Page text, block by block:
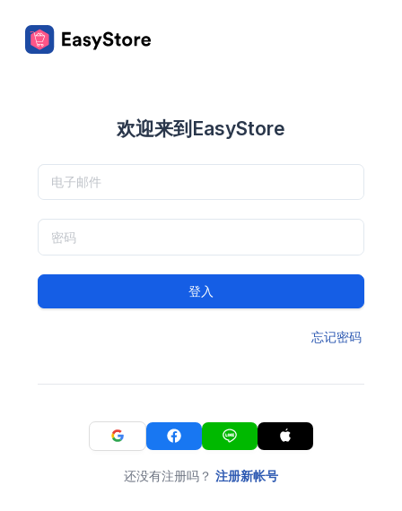
欢迎来到EasyStore
登入
忘记密码
还没有注册吗？ 注册新帐号